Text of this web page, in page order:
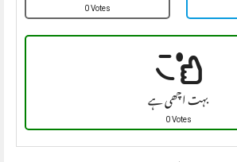
0 Votes
بہت اچھی ہے
0 Votes